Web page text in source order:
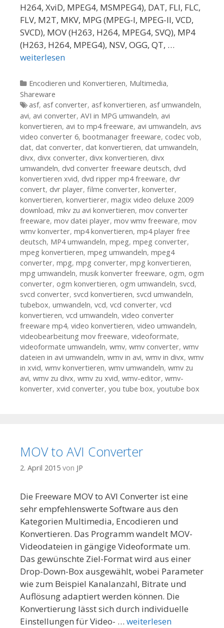
H264, XviD, MPEG4, MSMPEG4), DAT, FLI, FLC,
FLV, M2T, MKV, MPG (MPEG-I, MPEG-II, VCD,
SVCD), MOV (H263, H264, MPEG4, SVQ), MP4
(H263, H264, MPEG4), NSV, OGG, QT, …
weiterlesen
Kategorien
Encodieren und Konvertieren, Multimedia,
Shareware
Tags
asf, asf converter, asf konvertieren, asf umwandeln,
avi, avi converter, AVI in MPG umwandeln, avi
konvertieren, avi to mp4 freeware, avi umwandeln, avs
video converter 6, bootmanager freeware, codec vob,
dat, dat converter, dat konvertieren, dat umwandeln,
divx, divx converter, divx konvertieren, divx
umwandeln, dvd converter freeware deutsch, dvd
konvertieren xvid, dvd ripper mp4 freeware, dvr
convert, dvr player, filme converter, konverter,
konvertieren, konvertierer, magix video deluxe 2009
download, mkv zu avi konvertieren, mov converter
freeware, mov datei player, mov wmv freeware, mov
wmv konverter, mp4 konvertieren, mp4 player free
deutsch, MP4 umwandeln, mpeg, mpeg converter,
mpeg konvertieren, mpeg umwandeln, mpeg4
converter, mpg, mpg converter, mpg konvertieren,
mpg umwandeln, musik konverter freeware, ogm, ogm
converter, ogm konvertieren, ogm umwandeln, svcd,
svcd converter, svcd konvertieren, svcd umwandeln,
tubebox, umwandeln, vcd, vcd converter, vcd
konvertieren, vcd umwandeln, video converter
freeware mp4, video konvertieren, video umwandeln,
videobearbeitung mov freeware, videoformate,
videoformate umwandeln, wmv, wmv converter, wmv
dateien in avi umwandeln, wmv in avi, wmv in divx, wmv
in xvid, wmv konvertieren, wmv umwandeln, wmv zu
avi, wmv zu divx, wmv zu xvid, wmv-editor, wmv-
konverter, xvid converter, you tube box, youtube box
MOV to AVI Converter
2. April 2015 von JP
Die Freeware MOV to AVI Converter ist eine
sehr empfehlenswerte Software aus den
Kategorien Multimedia, Encodieren und
Konvertieren. Das Programm wandelt MOV-
Videodateien in gängige Videoformate um.
Das gewünschte Ziel-Format wird aus einer
Drop-Down-Box ausgewählt, wobei Parameter
wie zum Beispiel Kanalanzahl, Bitrate und
Auflösung adaptiert werden können. Die
Konvertierung lässt sich durch individuelle
Einstellungen für Video- … weiterlesen